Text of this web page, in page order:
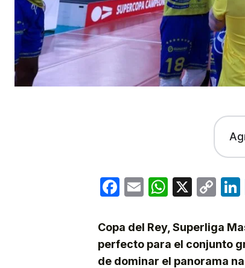
Facebook
Email X
Copa del Rey, Superliga
perfecto para el conjunto
de dominar el panorama